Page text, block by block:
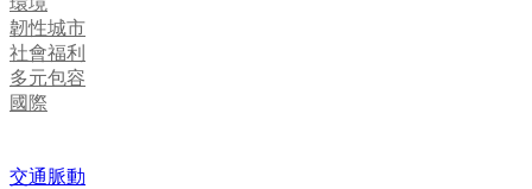
韌性城市
社會福利
多元包容
國際
交通脈動